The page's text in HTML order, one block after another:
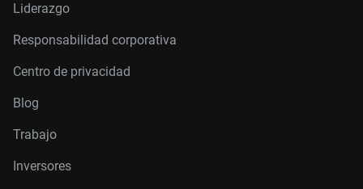
Liderazgo
Responsabilidad corporativa
Centro de privacidad
Blog
Trabajo
Inversores